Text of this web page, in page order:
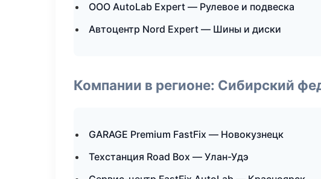
ООО AutoLab Expert — Рулевое и подвеска
Автоцентр Nord Expert — Шины и диски
Компании в регионе: Сибирский
GARAGE Premium FastFix — Новокузнецк
Техстанция Road Box — Улан-Удэ